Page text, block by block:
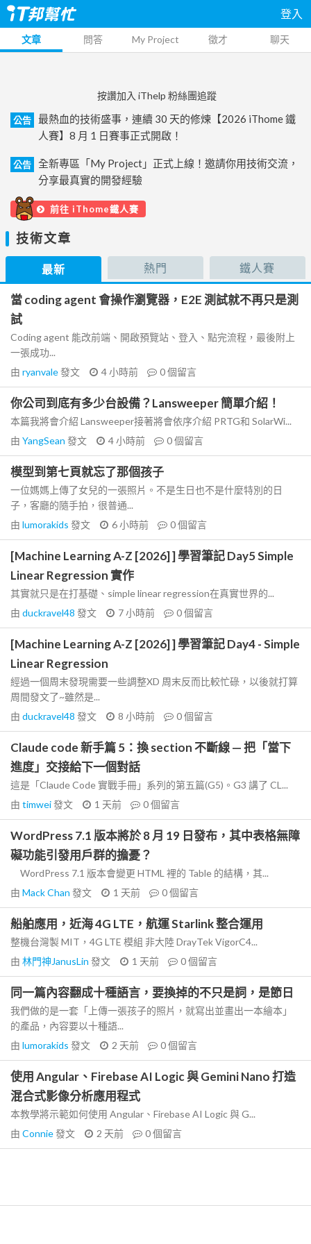
登入
文章 問答 My Project 徵才 聊天
按讚加入 iThelp 粉絲團追蹤
公告
最熱血的技術盛事，連續 30 天的修煉【2026 iThome 鐵
人賽】8 月 1 日賽事正式開啟！
公告
全新專區「My Project」正式上線！邀請你用技術交流，
分享最真實的開發經驗
前往 iThome鐵人賽
技術文章
最新 熱門 鐵人賽
當 coding agent 會操作瀏覽器，E2E 測試就不再只是測
試
Coding agent 能改前端、開啟預覽站、登入、點完流程，最後附上
一張成功...
由 ryanvale發文 4 小時前 0個留言
你公司到底有多少台設備？Lansweeper 簡單介紹！
本篇我將會介紹 Lansweeper接著將會依序介紹 PRTG和 SolarWi...
由 YangSean 發文 4 小時前 0個留言
模型到第七頁就忘了那個孩子
一位媽媽上傳了女兒的一張照片。不是生日也不是什麼特別的日
子，客廳的隨手拍，很普通...
由 lumorakids 發文 6 小時前 0個留言
[Machine Learning A-Z [2026] ] 學習筆記 Day5 Simple
Linear Regression 實作
其實就只是在打基礎、simple linear regression在真實世界的...
由 duckravel48 發文 7 小時前 0個留言
[Machine Learning A-Z [2026] ] 學習筆記 Day4 - Simple
Linear Regression
經過一個周末發現需要一些調整XD 周末反而比較忙碌，以後就打算
周間發文了~雖然是...
由 duckravel48 發文 8 小時前 0個留言
Claude code 新手篇 5：換 section 不斷線 — 把「當下
進度」交接給下一個對話
這是「Claude Code 實戰手冊」系列的第五篇(G5)。G3 講了 CL...
由 timwei發文 1 天前 0個留言
WordPress 7.1 版本將於 8 月 19 日發布，其中表格無障
礙功能引發用戶群的擔憂？
WordPress 7.1 版本會變更 HTML 裡的 Table 的結構，其...
由 Mack Chan 發文 1 天前 0個留言
船舶應用，近海 4G LTE，航運 Starlink 整合運用
整機台灣製 MIT，4G LTE 模組 非大陸 DrayTek VigorC4...
由 林門神JanusLin 發文 1 天前 0個留言
同一篇內容翻成十種語言，要換掉的不只是詞，是節日
我們做的是一套「上傳一張孩子的照片，就寫出並畫出一本繪本」
的產品，內容要以十種語...
由 lumorakids 發文 2 天前 0個留言
使用 Angular、Firebase AI Logic 與 Gemini Nano 打造
混合式影像分析應用程式
本教學將示範如何使用 Angular、Firebase AI Logic 與 G...
由 Connie發文 2 天前 0個留言